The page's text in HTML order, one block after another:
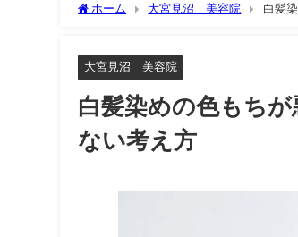
ホーム 大宮見沼 美容院 白髪
大宮見沼 美容院
白髪染めの色もち
ない考え方